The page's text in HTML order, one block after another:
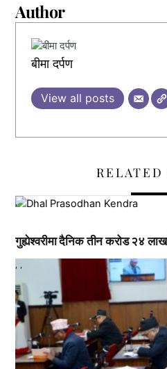
Author
बीमा दर्पण
View all posts
RELATED
,
गुह्येश्वरीमा दैनिक तीन करोड २४
, ,